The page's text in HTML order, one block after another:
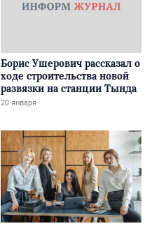
Борис Ушерович рассказал о
ходе строительства новой
развязки на станции Тында
20 января